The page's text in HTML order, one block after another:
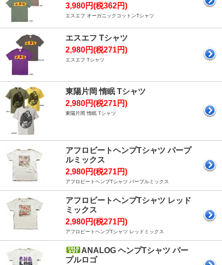
3,980円(税362円)
エスエフ オーガニックコットンTシャツ
エスエフ Tシャツ
2,980円(税271円)
エスエフ Tシャツ
東陽片岡 惰眠 Tシャツ
2,980円(税271円)
東陽片岡 惰眠 Tシャツ
アフロビートヘンプTシャツ パープ
ルミックス
2,980円(税271円)
アフロビートヘンプTシャツ パープルミックス
アフロビートヘンプTシャツ レッド
ミックス
2,980円(税271円)
アフロビートヘンプTシャツ レッドミックス
ANALOG ヘンプTシャツ パー
プルロゴ